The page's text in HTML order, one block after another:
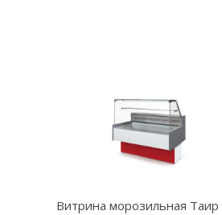
Витрина морозильная Таир